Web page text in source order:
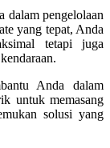
dalam pengelolaan
yang tepat, Anda
tetapi juga
Anda dalam
untuk memasang
solusi yang